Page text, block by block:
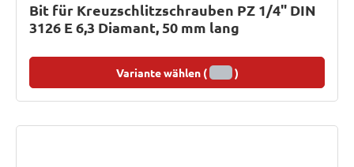
Bit für Kreuzschlitzschrauben PZ 1/4" DIN
3126 E 6,3 Diamant, 50 mm lang
Variante wählen ( )